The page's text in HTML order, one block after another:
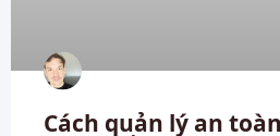
Cách quản lý an